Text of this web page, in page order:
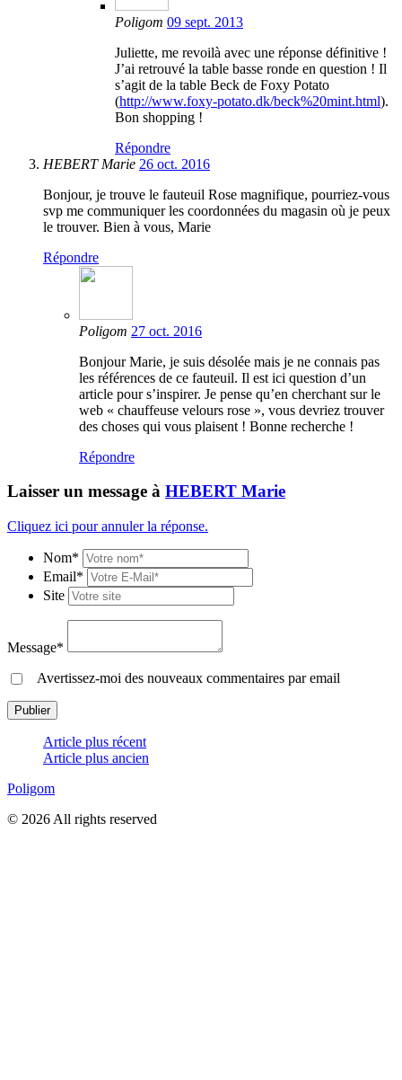
Poligom 09 sept. 2013
Juliette, me revoilà avec une réponse définitive !
J’ai retrouvé la table basse ronde en question ! Il
s’agit de la table Beck de Foxy Potato
(http://www.foxy-potato.dk/beck%20mint.html).
Bon shopping !
Répondre
HEBERT Marie 26 oct. 2016
Bonjour, je trouve le fauteuil Rose magnifique, pourriez-vous
svp me communiquer les coordonnées du magasin où je peux
le trouver. Bien à vous, Marie
Répondre
Poligom 27 oct. 2016
Bonjour Marie, je suis désolée mais je ne connais pas
les références de ce fauteuil. Il est ici question d’un
article pour s’inspirer. Je pense qu’en cherchant sur le
web « chauffeuse velours rose », vous devriez trouver
des choses qui vous plaisent ! Bonne recherche !
Répondre
Laisser un message à HEBERT Marie
Cliquez ici pour annuler la réponse.
Nom*
Email*
Site
Message*
Avertissez-moi des nouveaux commentaires par email
Article plus récent
Article plus ancien
Poligom
© 2026 All rights reserved